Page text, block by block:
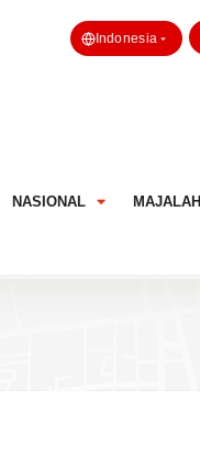
Indonesia
NASIONAL MAJALAH